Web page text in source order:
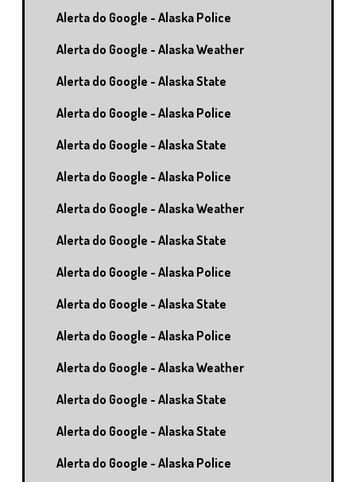
Alerta do Google - Alaska Police
Alerta do Google - Alaska Weather
Alerta do Google - Alaska State
Alerta do Google - Alaska Police
Alerta do Google - Alaska State
Alerta do Google - Alaska Police
Alerta do Google - Alaska Weather
Alerta do Google - Alaska State
Alerta do Google - Alaska Police
Alerta do Google - Alaska State
Alerta do Google - Alaska Police
Alerta do Google - Alaska Weather
Alerta do Google - Alaska State
Alerta do Google - Alaska State
Alerta do Google - Alaska Police